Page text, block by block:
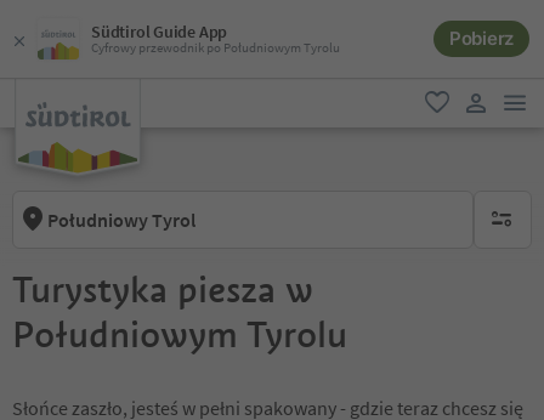
Südtirol Guide App
Cyfrowy przewodnik po Południowym Tyrolu Pobierz
ulubione
Południowy Tyrol brak
Turystyka piesza w
Południowym Tyrolu
Słońce zaszło, jesteś w pełni spakowany - gdzie teraz chcesz się